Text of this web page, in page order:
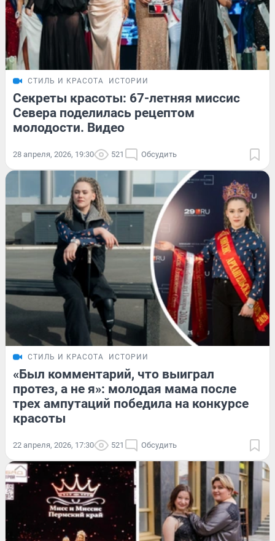
СТИЛЬ И КРАСОТА ИСТОРИИ
Секреты красоты: 67-летняя миссис
Севера поделилась рецептом
молодости. Видео
28 апреля, 2026, 19:30 521 Обсудить
СТИЛЬ И КРАСОТА ИСТОРИИ
«Был комментарий, что выиграл
протез, а не я»: молодая мама после
трех ампутаций победила на конкурсе
красоты
22 апреля, 2026, 17:30 521 Обсудить